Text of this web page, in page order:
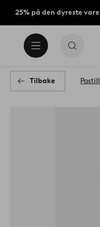
25% på den dyreste
Tilbake Pastill